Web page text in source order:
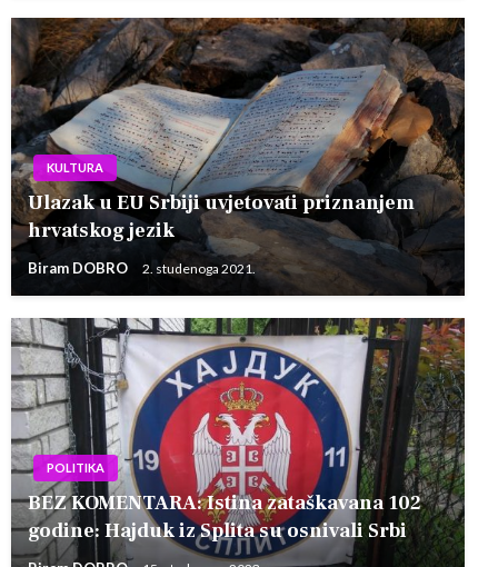
KULTURA
Ulazak u EU Srbiji uvjetovati priznanjem
hrvatskog jezik
Biram DOBRO 2. studenoga 2021.
POLITIKA
BEZ KOMENTARA: Istina zataškavana 102
godine: Hajduk iz Splita su osnivali Srbi